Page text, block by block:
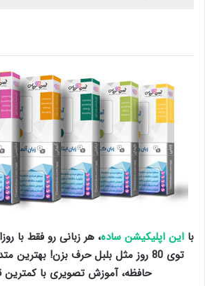
بااین اپلیکیشن ساده
توی 80 روز مثل بلبل حرف بزن! بهترین
حافظه، آموزش تصویری با